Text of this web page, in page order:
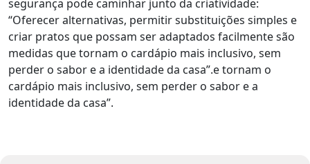
segurança pode caminhar junto da criatividade:
“Oferecer alternativas, permitir substituições simples e
criar pratos que possam ser adaptados facilmente são
medidas que tornam o cardápio mais inclusivo, sem
perder o sabor e a identidade da casa”.e tornam o
cardápio mais inclusivo, sem perder o sabor e a
identidade da casa”.